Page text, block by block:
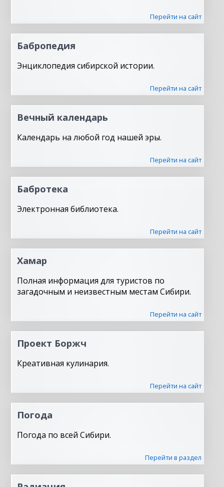
Перейти на сайт
Бабропедия
Энциклопедия сибирской истории.
Перейти на сайт
Вечный календарь
Календарь на любой год нашей эры.
Перейти на сайт
Бабротека
Электронная библиотека.
Перейти на сайт
Хамар
Полная информация для туристов по
загадочным и неизвестным местам Сибири.
Перейти на сайт
Проект Боржч
Креативная кулинария.
Перейти на сайт
Погода
Погода по всей Сибири.
Перейти в раздел